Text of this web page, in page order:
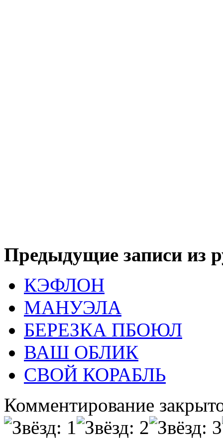
Предыдущие записи из
КЭФЛОН
МАНУЭЛА
БЕРЕЗКА ПБОЮЛ
ВАШ ОБЛИК
СВОЙ КОРАБЛЬ
Комментирование